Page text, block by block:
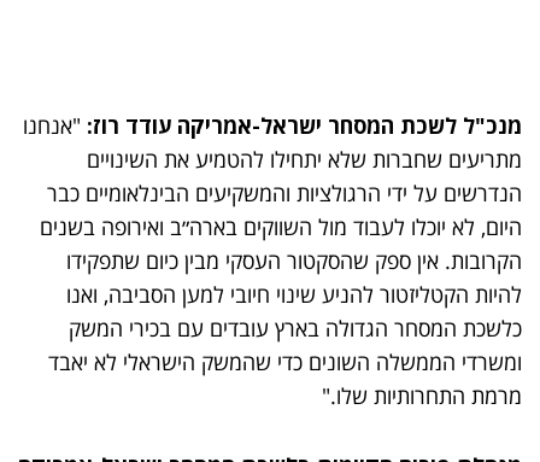
מנכ"ל לשכת המסחר ישראל-אמריקה עודד רוז: "אנחנו
מתריעים שחברות שלא יתחילו להטמיע את השינויים
הנדרשים על ידי הרגולציות והמשקיעים הבינלאומיים כבר
היום, לא יוכלו לעבוד מול השווקים בארה״ב ואירופה בשנים
הקרובות. אין ספק שהסקטור העסקי מבין כיום שתפקידו
להיות הקטליזטור להניע שינוי חיובי למען הסביבה, ואנו
כלשכת המסחר הגדולה בארץ עובדים עם בכירי המשק
ומשרדי הממשלה השונים כדי שהמשק הישראלי לא יאבד
מרמת התחרותיות שלו."